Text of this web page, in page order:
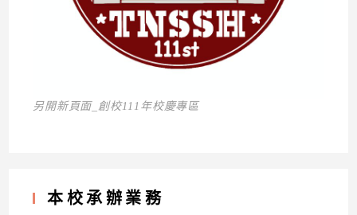
另開新頁面_創校111年校慶專區
本校承辦業務